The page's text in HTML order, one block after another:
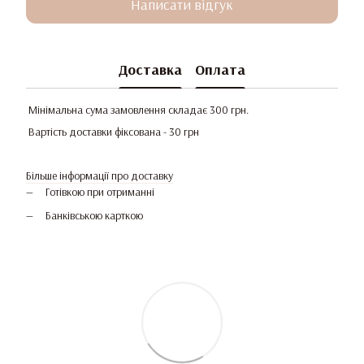
Написати відгук
Доставка Оплата
Мінімальна сума замовлення складає 300 грн.
Вартість доставки фіксована - 30 грн
Більше інформації про доставку
Готівкою при отриманні
Банківською карткою